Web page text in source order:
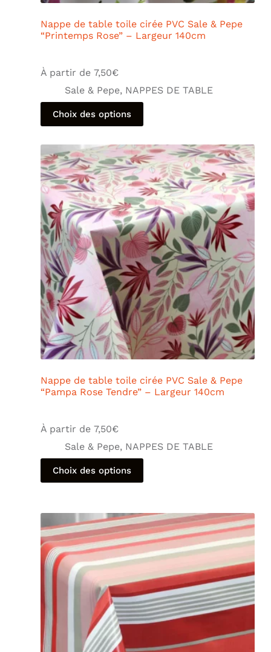
Nappe de table toile cirée PVC Sale & Pepe
“Printemps Rose” – Largeur 140cm
À partir de 7,50€
Sale & Pepe, NAPPES DE TABLE
Choix des options
Nappe de table toile cirée PVC Sale & Pepe
“Pampa Rose Tendre” – Largeur 140cm
À partir de 7,50€
Sale & Pepe, NAPPES DE TABLE
Choix des options